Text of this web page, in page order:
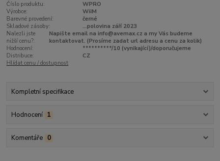
Číslo produktu:
WPRO
Výrobce:
WiiM
Barevné provedení:
černé
Skladové zásoby:
...polovina září 2023
Nalezli jste
nižší cenu?:
Napište email na info@avemax.cz a my Vás budeme
kontaktovat. (Prosíme zadat url adresu a cenu za kolik)
Hodnocení:
**********/10 (vynikající)/doporučujeme
Distribuce:
CZ
Hlídat cenu / dostupnost
Kompletní specifikace
Hodnocení 1
Komentáře 0